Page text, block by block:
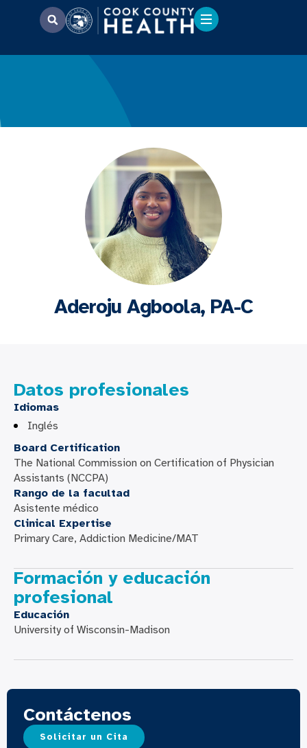
Aderoju Agboola, PA-C
Datos profesionales
Idiomas
Inglés
Board Certification
The National Commission on Certification of Physician
Assistants (NCCPA)
Rango de la facultad
Asistente médico
Clinical Expertise
Primary Care, Addiction Medicine/MAT
Formación y educación
profesional
Educación
University of Wisconsin-Madison
Contáctenos
Solicitar un Cita